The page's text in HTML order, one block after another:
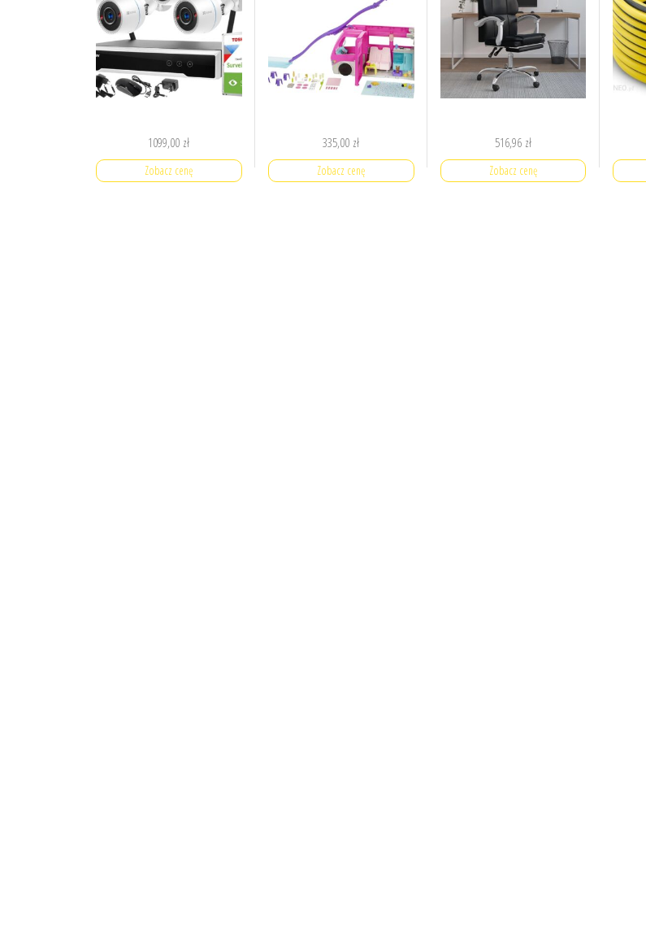
1099,00 zł
Zobacz cenę
335,00 zł
Zobacz cenę
516,96 zł
Zobacz cenę